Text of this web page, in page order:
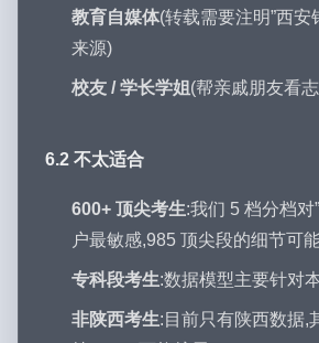
教育自媒体(转载需要注明”西安
来源)
校友 / 学长学姐 (帮亲戚朋友看
6.2 不太适合
600+ 顶尖考生:我们 5 档分档对
户最敏感,985 顶尖段的细节可
专科段考生:数据模型主要针对
非陕西考生:目前只有陕西数据,